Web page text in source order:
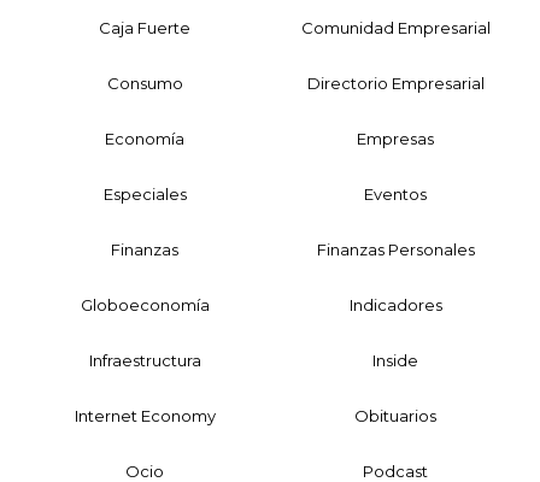
Caja Fuerte Comunidad Empresarial
Consumo Directorio Empresarial
Economía Empresas
Especiales Eventos
Finanzas Finanzas Personales
Globoeconomía Indicadores
Infraestructura Inside
Internet Economy Obituarios
Ocio Podcast